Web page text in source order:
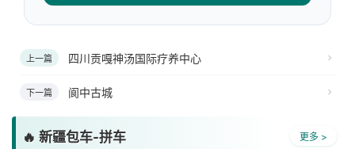
上一篇 四川贡嘎神汤国际疗养中心
下一篇 阆中古城
🔥 新疆包车-拼车 更多 >